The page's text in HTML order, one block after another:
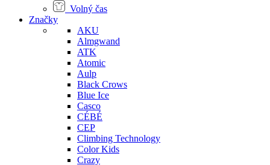
Volný čas
Značky
AKU
Almgwand
ATK
Atomic
Aulp
Black Crows
Blue Ice
Casco
CÉBÉ
CEP
Climbing Technology
Color Kids
Crazy